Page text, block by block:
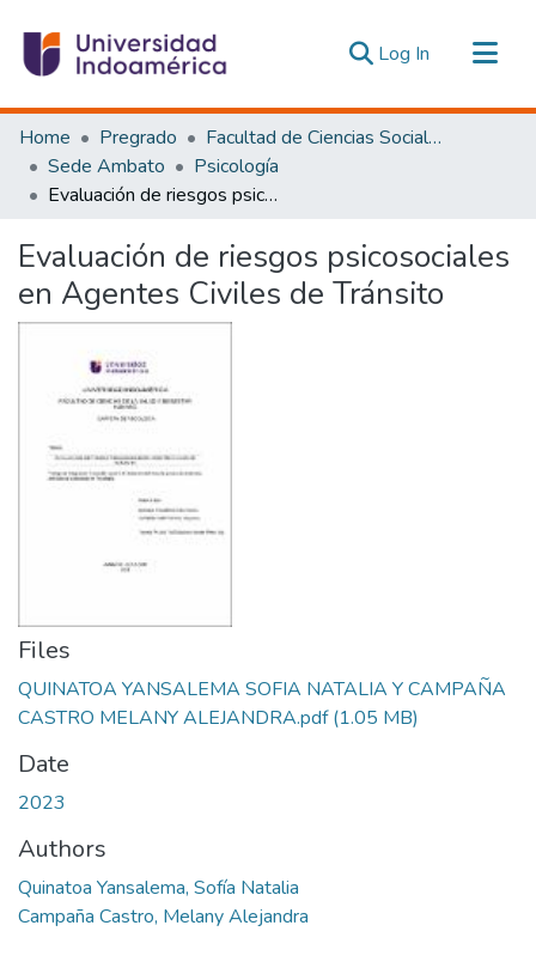
Log In (current)
Communities & Collections
All of DSpace
Statistics
Estadísticas Externas
Home Pregrado
Facultad de Ciencias Sociales y Humanas
Sede Ambato
Psicología
Evaluación de riesgos psicosociales en Agentes Civiles de Tránsito
Evaluación de riesgos psicosociales
en Agentes Civiles de Tránsito
Files
QUINATOA YANSALEMA SOFIA NATALIA Y CAMPAÑA
CASTRO MELANY ALEJANDRA.pdf(1.05 MB)
Date
2023
Authors
Quinatoa Yansalema, Sofía Natalia
Campaña Castro, Melany Alejandra